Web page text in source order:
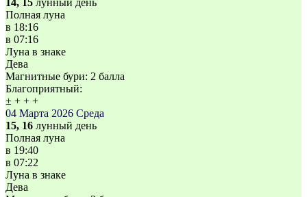
14, 15 лунный день
Полная луна
в 18:16
в 07:16
Луна в знаке
Дева
Магнитные бури: 2 балла
Благоприятный:
± + + +
04 Марта 2026 Среда
15, 16 лунный день
Полная луна
в 19:40
в 07:22
Луна в знаке
Дева